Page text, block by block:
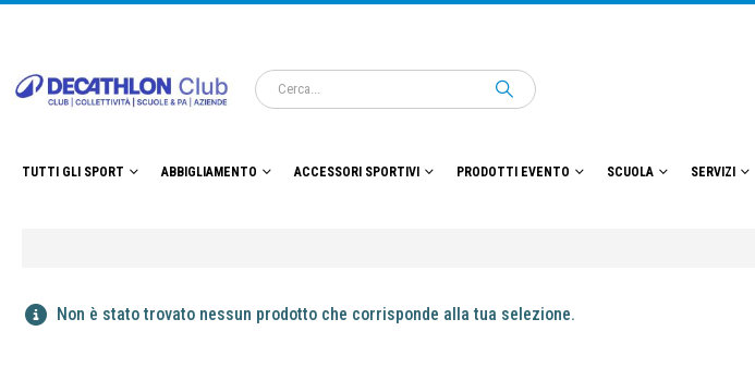
TUTTI GLI SPORT ABBIGLIAMENTO ACCESSORI SPORTIVI PRODOTTI EVENTO SCUOLA SERVIZI
Non è stato trovato nessun prodotto che corrisponde alla tua selezione.